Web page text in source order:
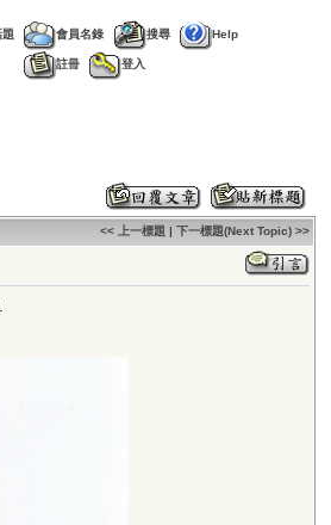
會員名錄 搜尋 Help
註冊 登入
<< 上一標題 | 下一標題(Next Topic) >>